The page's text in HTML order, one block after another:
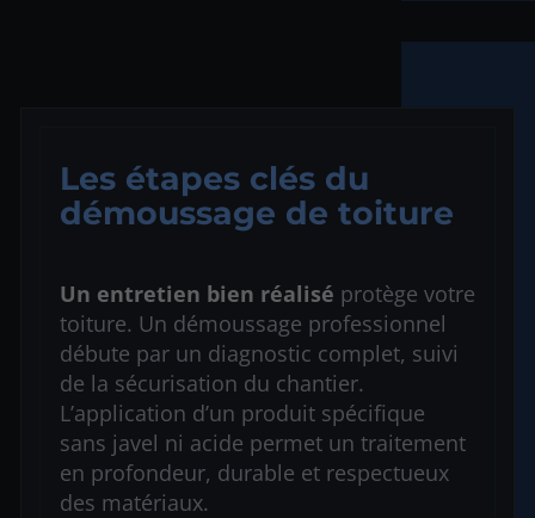
Les étapes clés du
démoussage de toiture
Un entretien bien réalisé protège votre
toiture. Un démoussage professionnel
débute par un diagnostic complet, suivi
de la sécurisation du chantier.
L’application d’un produit spécifique
sans javel ni acide permet un traitement
en profondeur, durable et respectueux
des matériaux.